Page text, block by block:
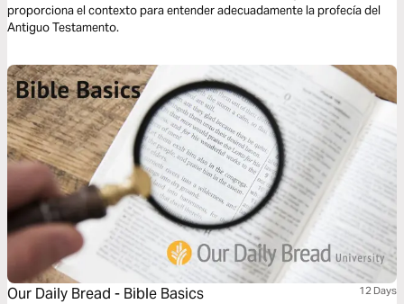
proporciona el contexto para entender adecuadamente la profecía del
Antiguo Testamento.
Our Daily Bread - Bible Basics 12 Days